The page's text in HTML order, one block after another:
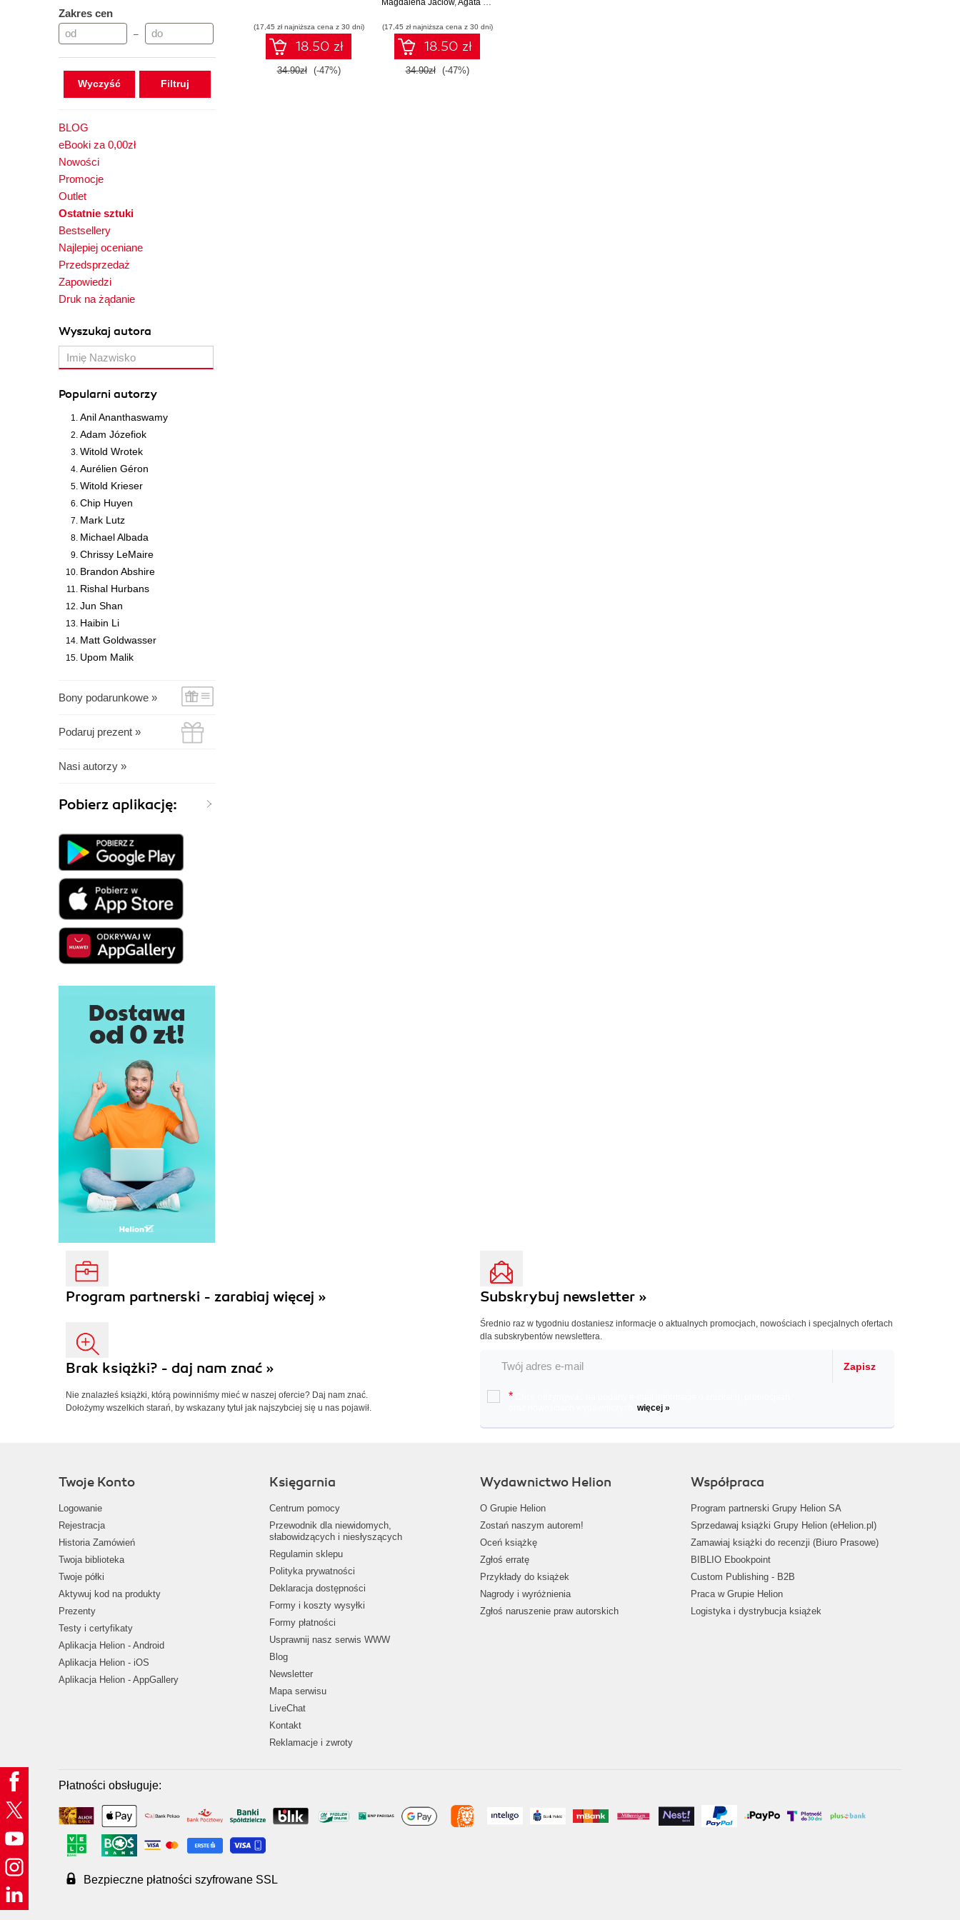
Zakres cen
–
Wyczyść
BLOG
eBooki za 0,00zł
Nowości
Promocje
Outlet
Ostatnie sztuki
Bestsellery
Najlepiej oceniane
Przedsprzedaż
Zapowiedzi
Druk na żądanie
Wyszukaj autora
Popularni autorzy
Anil Ananthaswamy
Adam Józefiok
Witold Wrotek
Aurélien Géron
Witold Krieser
Chip Huyen
Mark Lutz
Michael Albada
Chrissy LeMaire
Brandon Abshire
Rishal Hurbans
Jun Shan
Haibin Li
Matt Goldwasser
Upom Malik
Bony podarunkowe »
Podaruj prezent »
Nasi autorzy »
Pobierz aplikację:
(17,45 zł najniższa cena z 30 dni)
18.50 zł
34.90zł (-47%)
zachowań
Magdalena Jaciow,Agata Stolecka - Makowska
(17,45 zł najniższa cena z 30 dni)
18.50 zł
34.90zł (-47%)
Program partnerski - zarabiaj więcej »
Brak książki? - daj nam znać »
Nie znalazłeś książki, którą powinniśmy mieć w naszej ofercie? Daj nam znać.
Dołożymy wszelkich starań, by wskazany tytuł jak najszybciej się u nas pojawił.
Subskrybuj newsletter »
Średnio raz w tygodniu dostaniesz informacje o aktualnych promocjach, nowościach i specjalnych ofertach
dla subskrybentów newslettera.
Zapisz
*
więcej »
Twoje Konto
Logowanie
Rejestracja
Historia Zamówień
Twoja biblioteka
Twoje półki
Aktywuj kod na produkty
Prezenty
Testy i certyfikaty
Aplikacja Helion - Android
Aplikacja Helion - iOS
Aplikacja Helion - AppGallery
Księgarnia
Centrum pomocy
Przewodnik dla niewidomych,
słabowidzących i niesłyszących
Regulamin sklepu
Polityka prywatności
Deklaracja dostępności
Formy i koszty wysyłki
Formy płatności
Usprawnij nasz serwis WWW
Blog
Newsletter
Mapa serwisu
LiveChat
Kontakt
Reklamacje i zwroty
Wydawnictwo Helion
O Grupie Helion
Zostań naszym autorem!
Oceń książkę
Zgłoś erratę
Przykłady do książek
Nagrody i wyróżnienia
Zgłoś naruszenie praw autorskich
Współpraca
Program partnerski Grupy Helion SA
Sprzedawaj książki Grupy Helion (eHelion.pl)
Zamawiaj książki do recenzji (Biuro Prasowe)
BIBLIO Ebookpoint
Custom Publishing - B2B
Praca w Grupie Helion
Logistyka i dystrybucja książek
Płatności obsługuje:
Bezpieczne płatności szyfrowane SSL